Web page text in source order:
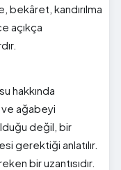
kandırılma
açıkça
hakkında
ve ağabeyi
değil, bir
gerektiği anlatılır.
bir uzantısıdır.